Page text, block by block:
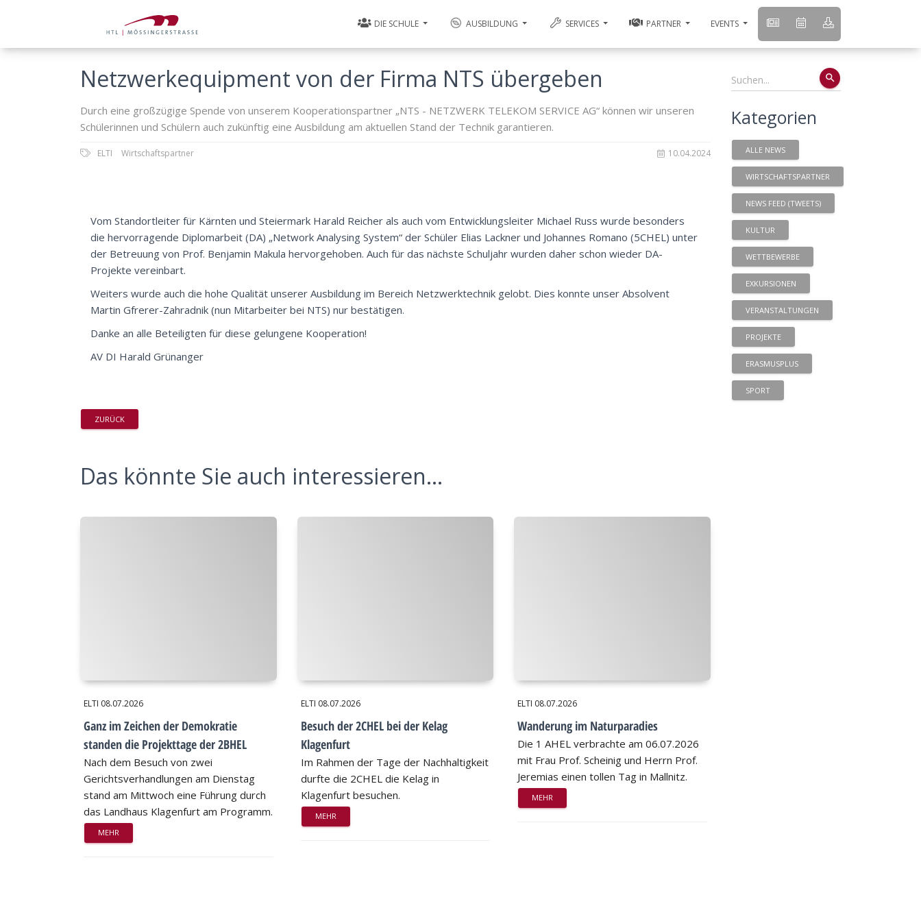
DIE SCHULE AUSBILDUNG SERVICES PARTNER EVENTS
Netzwerkequipment von der Firma NTS übergeben
Durch eine großzügige Spende von unserem Kooperationspartner „NTS - NETZWERK TELEKOM SERVICE AG“ können wir unseren
Schülerinnen und Schülern auch zukünftig eine Ausbildung am aktuellen Stand der Technik garantieren.
10.04.2024
ELTI Wirtschaftspartner
Vom Standortleiter für Kärnten und Steiermark Harald Reicher als auch vom Entwicklungsleiter Michael Russ wurde besonders
die hervorragende Diplomarbeit (DA) „Network Analysing System“ der Schüler Elias Lackner und Johannes Romano (5CHEL) unter
der Betreuung von Prof. Benjamin Makula hervorgehoben. Auch für das nächste Schuljahr wurden daher schon wieder DA-
Projekte vereinbart.
Weiters wurde auch die hohe Qualität unserer Ausbildung im Bereich Netzwerktechnik gelobt. Dies konnte unser Absolvent
Martin Gfrerer-Zahradnik (nun Mitarbeiter bei NTS) nur bestätigen.
Danke an alle Beteiligten für diese gelungene Kooperation!
AV DI Harald Grünanger
ZURÜCK
Das könnte Sie auch interessieren...
ELTI 08.07.2026
Ganz im Zeichen der Demokratie
standen die Projekttage der 2BHEL
Nach dem Besuch von zwei
Gerichtsverhandlungen am Dienstag
stand am Mittwoch eine Führung durch
das Landhaus Klagenfurt am Programm.
MEHR
ELTI 08.07.2026
Besuch der 2CHEL bei der Kelag
Klagenfurt
Im Rahmen der Tage der Nachhaltigkeit
durfte die 2CHEL die Kelag in
Klagenfurt besuchen.
MEHR
ELTI 08.07.2026
Wanderung im Naturparadies
Die 1 AHEL verbrachte am 06.07.2026
mit Frau Prof. Scheinig und Herrn Prof.
Jeremias einen tollen Tag in Mallnitz.
MEHR
search
Kategorien
ALLE NEWS
WIRTSCHAFTSPARTNER
NEWS FEED (TWEETS)
KULTUR
WETTBEWERBE
EXKURSIONEN
VERANSTALTUNGEN
PROJEKTE
ERASMUSPLUS
SPORT